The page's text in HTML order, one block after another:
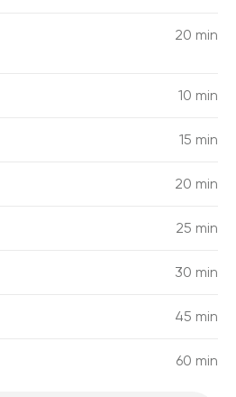
20 min
10 min
15 min
20 min
25 min
30 min
45 min
60 min